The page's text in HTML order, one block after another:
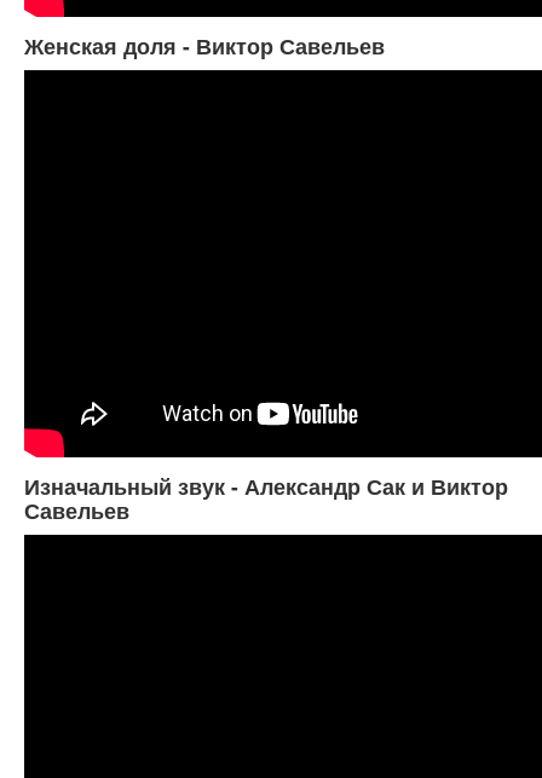
Женская доля - Виктор Савельев
Изначальный звук - Александр Сак и Виктор
Савельев